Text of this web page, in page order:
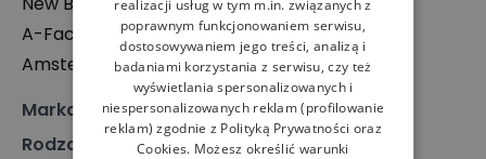
A-Factorij, Pilotenstraat 35 – 45, 1059 CH
Amsterdam, Holandia
Marka
New Balance
Rodzaj
Obuwie, Sneakersy
realizacji usług w tym m.in. związanych z
poprawnym funkcjonowaniem serwisu,
dostosowywaniem jego treści, analizą i
badaniami korzystania z serwisu, czy też
wyświetlania spersonalizowanych i
niespersonalizowanych reklam (profilowanie
reklam) zgodnie z Polityką Prywatności oraz
Cookies. Możesz określić warunki